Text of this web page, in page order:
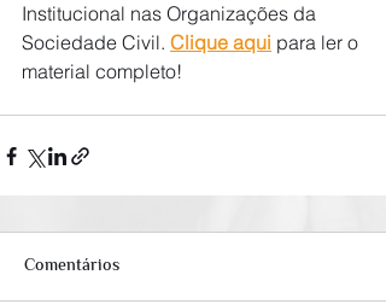
Institucional nas Organizações da
Sociedade Civil. Clique aqui para ler o
material completo!
Comentários